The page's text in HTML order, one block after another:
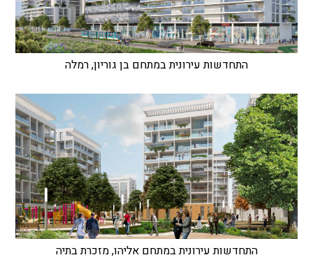
התחדשות עירונית במתחם בן גוריון, רמלה
התחדשות עירונית במתחם אליהו, מזכרת בתיה